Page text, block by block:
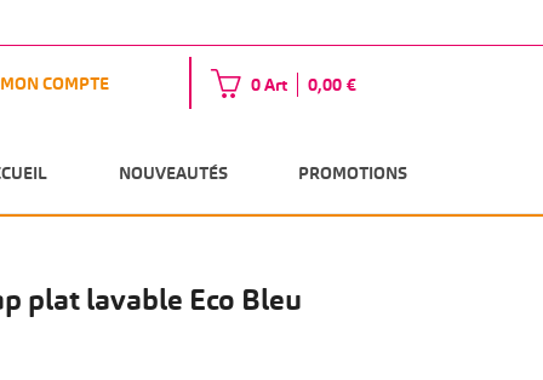
MON COMPTE 0 Art 0,00 €
NOUVEAUTÉS PROMOTIONS
plat lavable Eco Bleu